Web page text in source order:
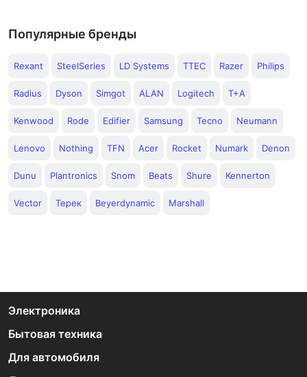
Популярные бренды
Rexant SteelSeries LD Systems TTEC Razer Philips
Radius Dyson Simgot ALAN Logitech T+A
Kenwood Rode Edifier Samsung Tecno Neumann
Lenovo Nothing TFN Acer Rocket Numark Denon
Dunu Plantronics Snom Beats Shure Kennerton
Vector Терек Beyerdynamic Marshall
Электроника
Бытовая техника
Для автомобиля